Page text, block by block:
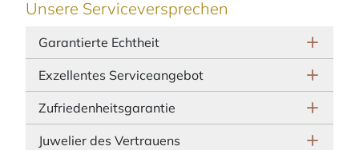
Unsere Serviceversprechen
Garantierte Echtheit
Exzellentes Serviceangebot
Zufriedenheitsgarantie
Juwelier des Vertrauens